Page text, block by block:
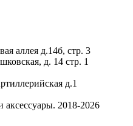
аллея д.14б, стр. 3
д. 14 стр. 1
д.1
аксессуары. 2018-2026